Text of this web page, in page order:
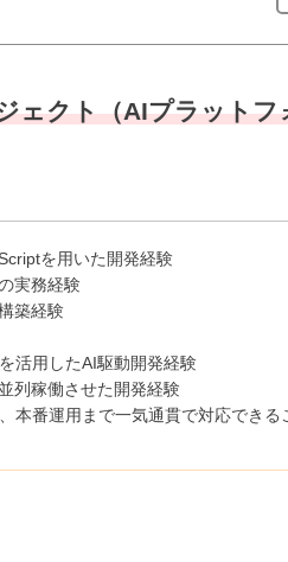
ェクト（AIプラットフ
を用いた開発経験
実務経験
築経験
活用したAI駆動開発経験
列稼働させた開発経験
本番運用まで一気通貫で対応できる